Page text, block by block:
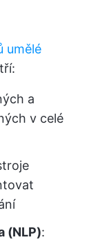
umělé
a
v celé
(NLP):